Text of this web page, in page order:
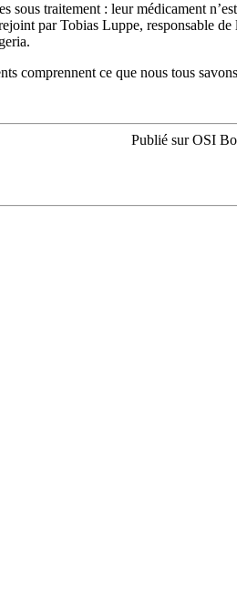
sous traitement : leur médicament
par Tobias Luppe, responsable de
comprennent ce que nous tous
Publié sur OSI